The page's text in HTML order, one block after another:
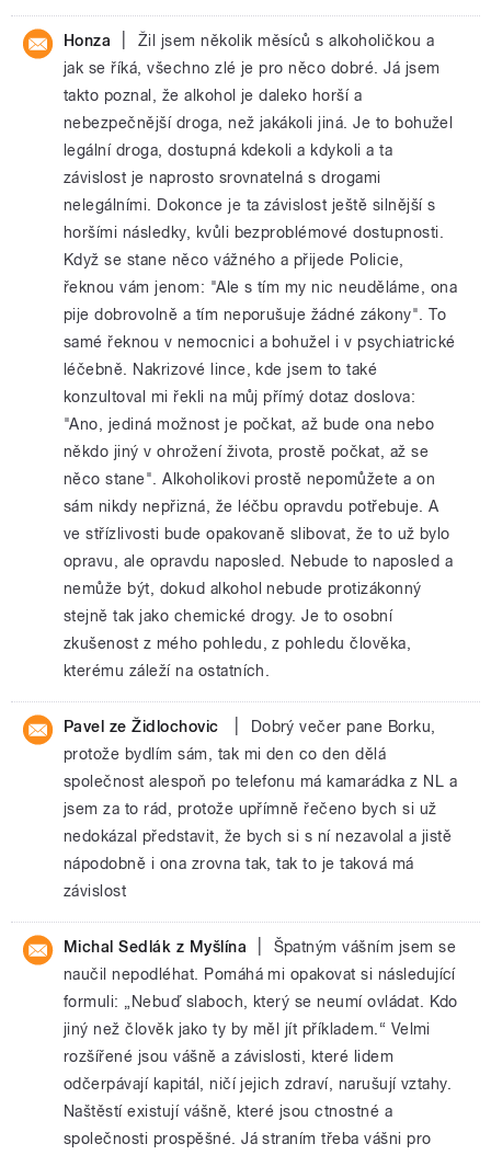
Honza
Žil jsem několik měsíců s alkoholičkou a
jak se říká, všechno zlé je pro něco dobré. Já jsem
takto poznal, že alkohol je daleko horší a
nebezpečnější droga, než jakákoli jiná. Je to bohužel
legální droga, dostupná kdekoli a kdykoli a ta
závislost je naprosto srovnatelná s drogami
nelegálními. Dokonce je ta závislost ještě silnější s
horšími následky, kvůli bezproblémové dostupnosti.
Když se stane něco vážného a přijede Policie,
řeknou vám jenom: "Ale s tím my nic neuděláme, ona
pije dobrovolně a tím neporušuje žádné zákony". To
samé řeknou v nemocnici a bohužel i v psychiatrické
léčebně. Nakrizové lince, kde jsem to také
konzultoval mi řekli na můj přímý dotaz doslova:
"Ano, jediná možnost je počkat, až bude ona nebo
někdo jiný v ohrožení života, prostě počkat, až se
něco stane". Alkoholikovi prostě nepomůžete a on
sám nikdy nepřizná, že léčbu opravdu potřebuje. A
ve střízlivosti bude opakovaně slibovat, že to už bylo
opravu, ale opravdu naposled. Nebude to naposled a
nemůže být, dokud alkohol nebude protizákonný
stejně tak jako chemické drogy. Je to osobní
zkušenost z mého pohledu, z pohledu člověka,
kterému záleží na ostatních.
Pavel ze Židlochovic
Dobrý večer pane Borku,
protože bydlím sám, tak mi den co den dělá
společnost alespoň po telefonu má kamarádka z NL a
jsem za to rád, protože upřímně řečeno bych si už
nedokázal představit, že bych si s ní nezavolal a jistě
nápodobně i ona zrovna tak, tak to je taková má
závislost
Michal Sedlák z Myšlína
Špatným vášním jsem se
naučil nepodléhat. Pomáhá mi opakovat si následující
formuli: „Nebuď slaboch, který se neumí ovládat. Kdo
jiný než člověk jako ty by měl jít příkladem.“ Velmi
rozšířené jsou vášně a závislosti, které lidem
odčerpávají kapitál, ničí jejich zdraví, narušují vztahy.
Naštěstí existují vášně, které jsou ctnostné a
společnosti prospěšné. Já straním třeba vášni pro